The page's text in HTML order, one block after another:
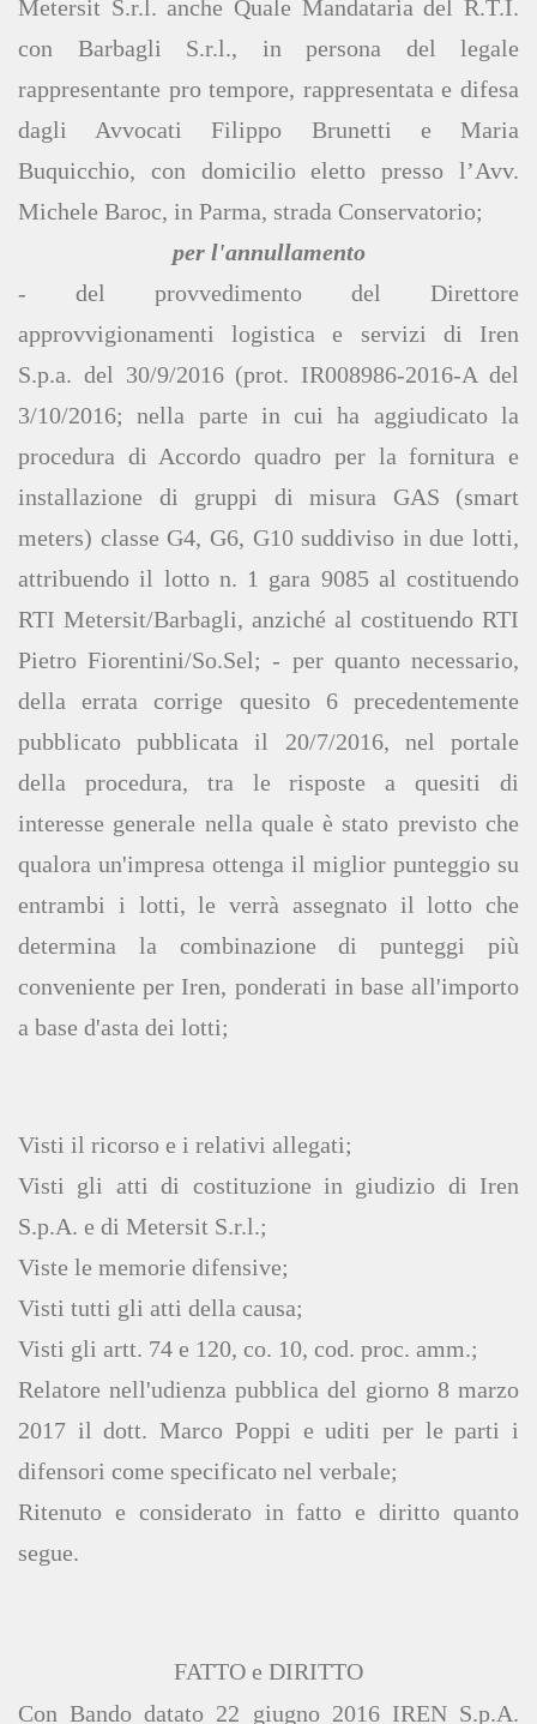
Metersit S.r.l. anche Quale Mandataria del R.T.I.
con Barbagli S.r.l., in persona del legale
rappresentante pro tempore, rappresentata e difesa
dagli Avvocati Filippo Brunetti e Maria
Buquicchio, con domicilio eletto presso l’Avv.
Michele Baroc, in Parma, strada Conservatorio;
per l'annullamento
- del provvedimento del Direttore
approvvigionamenti logistica e servizi di Iren
S.p.a. del 30/9/2016 (prot. IR008986-2016-A del
3/10/2016; nella parte in cui ha aggiudicato la
procedura di Accordo quadro per la fornitura e
installazione di gruppi di misura GAS (smart
meters) classe G4, G6, G10 suddiviso in due lotti,
attribuendo il lotto n. 1 gara 9085 al costituendo
RTI Metersit/Barbagli, anziché al costituendo RTI
Pietro Fiorentini/So.Sel; - per quanto necessario,
della errata corrige quesito 6 precedentemente
pubblicato pubblicata il 20/7/2016, nel portale
della procedura, tra le risposte a quesiti di
interesse generale nella quale è stato previsto che
qualora un'impresa ottenga il miglior punteggio su
entrambi i lotti, le verrà assegnato il lotto che
determina la combinazione di punteggi più
conveniente per Iren, ponderati in base all'importo
a base d'asta dei lotti;
Visti il ricorso e i relativi allegati;
Visti gli atti di costituzione in giudizio di Iren
S.p.A. e di Metersit S.r.l.;
Viste le memorie difensive;
Visti tutti gli atti della causa;
Visti gli artt. 74 e 120, co. 10, cod. proc. amm.;
Relatore nell'udienza pubblica del giorno 8 marzo
2017 il dott. Marco Poppi e uditi per le parti i
difensori come specificato nel verbale;
Ritenuto e considerato in fatto e diritto quanto
segue.
FATTO e DIRITTO
Con Bando datato 22 giugno 2016 IREN S.p.A.